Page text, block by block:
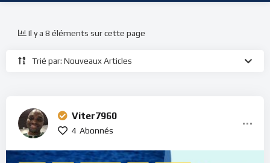
Trié par: Nouveaux Articles
Il y a 8 éléments sur cette page
Viter7960
4 Abonnés